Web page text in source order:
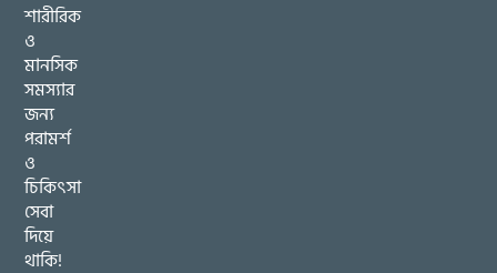
শারীরিক
ও
মানসিক
সমস্যার
জন্য
পরামর্শ
ও
চিকিৎসা
সেবা
দিয়ে
থাকি!